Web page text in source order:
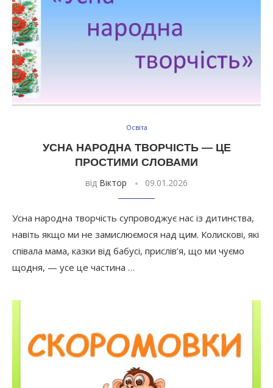
Освіта
УСНА НАРОДНА ТВОРЧІСТЬ — ЦЕ
ПРОСТИМИ СЛОВАМИ
від Віктор 09.01.2026
Усна народна творчість супроводжує нас із дитинства,
навіть якщо ми не замислюємося над цим. Колискові, які
співала мама, казки від бабусі, прислів’я, що ми чуємо
щодня, — усе це частина …